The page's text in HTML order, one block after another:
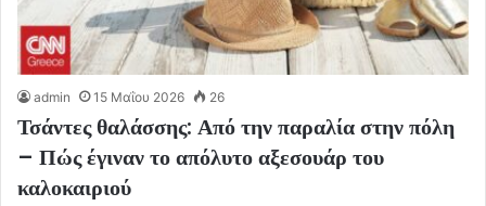
admin 15 Μαΐου 2026 26
Τσάντες θαλάσσης: Από την παραλία στην πόλη
– Πώς έγιναν το απόλυτο αξεσουάρ του
καλοκαιριού